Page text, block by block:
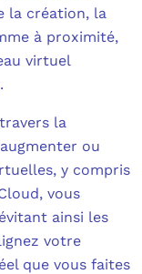
la création, la
à proximité,
virtuel
la
ou
y compris
vous
ainsi les
votre
que vous faites